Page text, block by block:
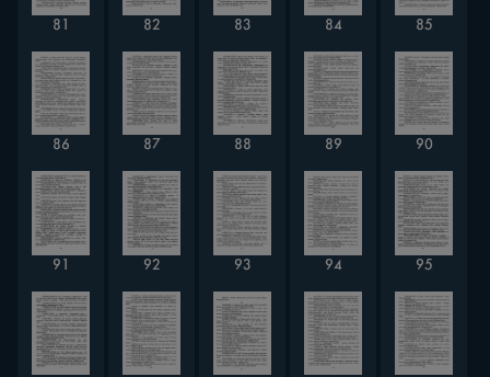
81 82 83 84 85
86 87 88 89 90
91 92 93 94 95